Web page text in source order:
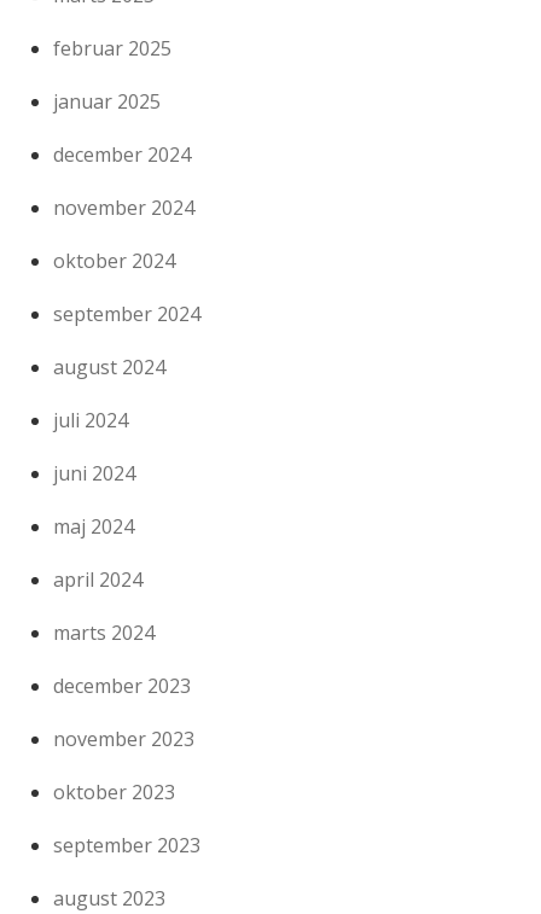
februar 2025
januar 2025
december 2024
november 2024
oktober 2024
september 2024
august 2024
juli 2024
juni 2024
maj 2024
april 2024
marts 2024
december 2023
november 2023
oktober 2023
september 2023
august 2023